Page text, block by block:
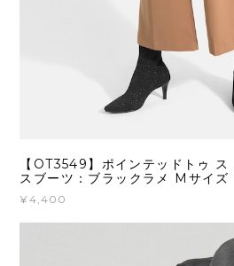
【OT3549】ポインテッドトゥ ス
スブーツ：ブラックラメ Mサイズ
¥4,400